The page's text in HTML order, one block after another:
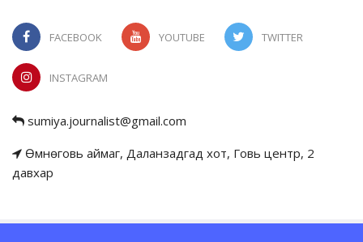
FACEBOOK YOUTUBE TWITTER
INSTAGRAM
sumiya.journalist@gmail.com
Өмнөговь аймаг, Даланзадгад хот, Говь центр, 2
давхар